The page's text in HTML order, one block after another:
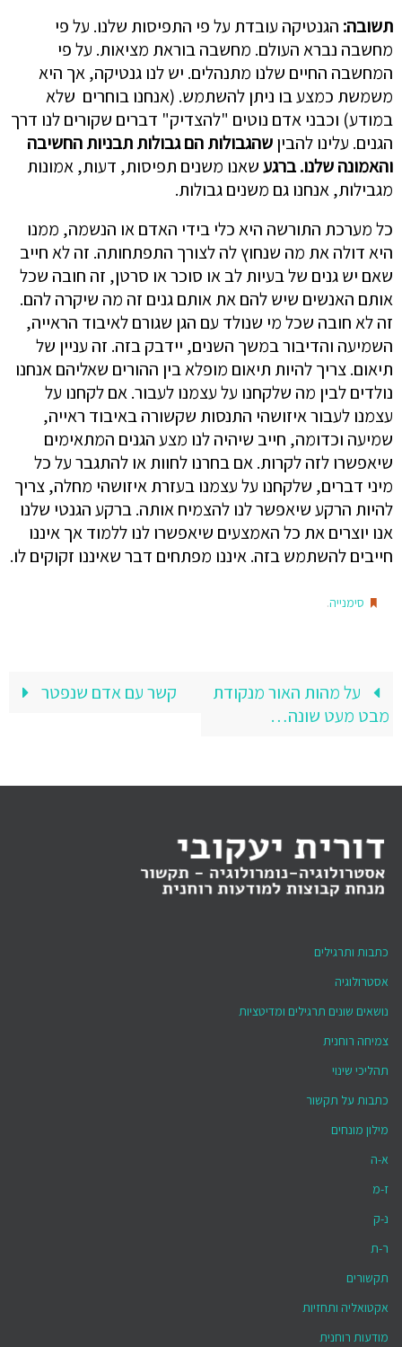
תשובה: הגנטיקה עובדת על פי התפיסות שלנו. על פי
מחשבה נברא העולם. מחשבה בוראת מציאות. על פי
המחשבה החיים שלנו מתנהלים. יש לנו גנטיקה, אך היא
משמשת כמצע בו ניתן להשתמש. (אנחנו בוחרים שלא
במודע) וכבני אדם נוטים "להצדיק" דברים שקורים לנו דרך
הגנים. עלינו להביןשהגבולות הם גבולות תבניות החשיבה
והאמונה שלנו. ברגעשאנו משנים תפיסות, דעות, אמונות
מגבילות, אנחנו גם משנים גבולות.
כל מערכת התורשה היא כלי בידי האדם או הנשמה, ממנו
היא דולה את מה שנחוץ לה לצורך התפתחותה. זה לא חייב
שאם יש גנים של בעיות לב או סוכר או סרטן, זה חובה שכל
אותם האנשים שיש להם את אותם גנים זה מה שיקרה להם.
זה לא חובה שכל מי שנולד עם הגן שגורם לאיבוד הראייה,
השמיעה והדיבור במשך השנים, יידבק בזה. זה עניין של
תיאום. צריך להיות תיאום מופלא בין ההורים שאליהם אנחנו
נולדים לבין מה שלקחנו על עצמנו לעבור. אם לקחנו על
עצמנו לעבור איזושהי התנסות שקשורה באיבוד ראייה,
שמיעה וכדומה, חייב שיהיה לנו מצע הגנים המתאימים
שיאפשרו לזה לקרות. אם בחרנו לחוות או להתגבר על כל
מיני דברים, שלקחנו על עצמנו בעזרת איזושהי מחלה, צריך
להיות הרקע שיאפשר לנו להצמיח אותה. ברקע הגנטי שלנו
אנו יוצרים את כל האמצעים שיאפשרו לנו ללמוד אך איננו
חייבים להשתמש בזה. איננו מפתחים דבר שאיננו זקוקים לו.
סימנייה.
על מהות האור מנקודת
מבט מעט שונה…
קשר עם אדם שנפטר
כתבות ותרגילים
אסטרולוגיה
נושאים שונים תרגילים ומדיטציות
צמיחה רוחנית
תהליכי שינוי
כתבות על תקשור
מילון מונחים
א-ה
ז-מ
נ-ק
ר-ת
תקשורים
אקטואליה ותחזיות
מודעות רוחנית